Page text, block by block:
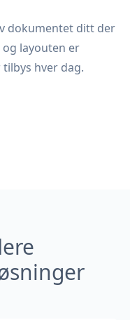
dokumentet ditt der
layouten er
hver dag.